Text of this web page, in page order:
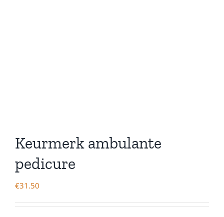
Keurmerk ambulante
pedicure
€31.50